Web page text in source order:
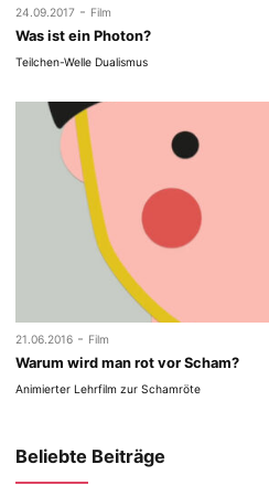
24.09.2017 - Film
Was ist ein Photon?
Teilchen-Welle Dualismus
21.06.2016 - Film
Warum wird man rot vor Scham?
Animierter Lehrfilm zur Schamröte
Beliebte Beiträge